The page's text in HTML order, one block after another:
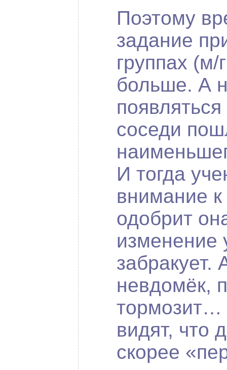
Поэтому
задание
группах (м/
больше. А
соседи
И тогда
внимание к
одобрит
изменение
забракует.
невдомёк,
тормозит…
видят, что
скорее